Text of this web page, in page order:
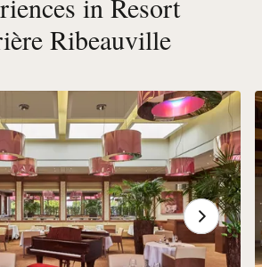
in Resort
Ribeauville